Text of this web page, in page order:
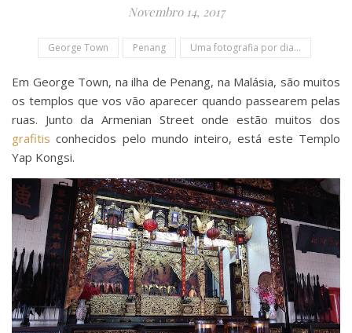
Novembro 14, 2017
George Town Penang Uma fotografia por dia...
Em George Town, na ilha de Penang, na Malásia, são muitos
os templos que vos vão aparecer quando passearem pelas
ruas. Junto da Armenian Street onde estão muitos dos
grafitis conhecidos pelo mundo inteiro, está este Templo
Yap Kongsi.